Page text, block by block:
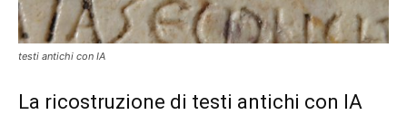
testi antichi con IA
La ricostruzione di testi antichi con IA